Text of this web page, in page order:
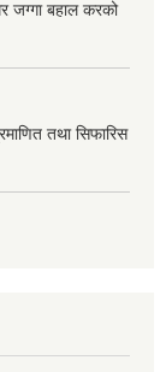
जग्गा बहाल करको
तथा सिफारिस